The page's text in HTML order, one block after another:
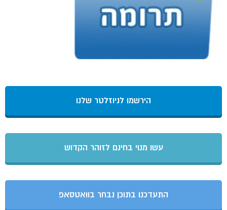
הירשמו לניוזלטר שלנו
עשו מנוי בחינם לזוהר הקדוש
התעדכנו בתוכן נבחר בוואטסאפ